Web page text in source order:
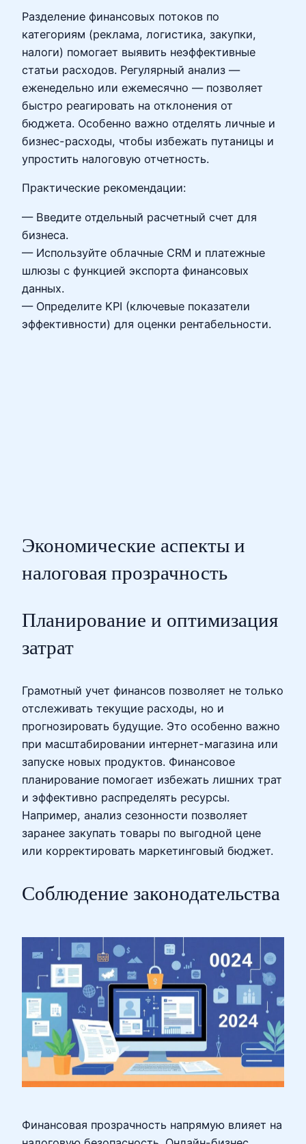
Разделение финансовых потоков по
категориям (реклама, логистика, закупки,
налоги) помогает выявить неэффективные
статьи расходов. Регулярный анализ —
еженедельно или ежемесячно — позволяет
быстро реагировать на отклонения от
бюджета. Особенно важно отделять личные и
бизнес-расходы, чтобы избежать путаницы и
упростить налоговую отчетность.
Практические рекомендации:
— Введите отдельный расчетный счет для
бизнеса.
— Используйте облачные CRM и платежные
шлюзы с функцией экспорта финансовых
данных.
— Определите KPI (ключевые показатели
эффективности) для оценки рентабельности.
Экономические аспекты и
налоговая прозрачность
Планирование и оптимизация
затрат
Грамотный учет финансов позволяет не только
отслеживать текущие расходы, но и
прогнозировать будущие. Это особенно важно
при масштабировании интернет-магазина или
запуске новых продуктов. Финансовое
планирование помогает избежать лишних трат
и эффективно распределять ресурсы.
Например, анализ сезонности позволяет
заранее закупать товары по выгодной цене
или корректировать маркетинговый бюджет.
Соблюдение законодательства
Финансовая прозрачность напрямую влияет на